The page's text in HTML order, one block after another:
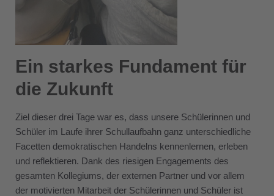
Ein starkes Fundament für
die Zukunft
Ziel dieser drei Tage war es, dass unsere Schülerinnen und
Schüler im Laufe ihrer Schullaufbahn ganz unterschiedliche
Facetten demokratischen Handelns kennenlernen, erleben
und reflektieren. Dank des riesigen Engagements des
gesamten Kollegiums, der externen Partner und vor allem
der motivierten Mitarbeit der Schülerinnen und Schüler ist